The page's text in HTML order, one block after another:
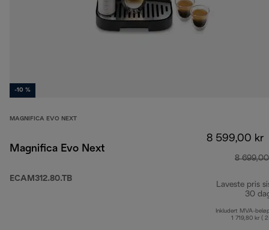
-10 %
MAGNIFICA EVO NEXT
Magnifica Evo Next
ECAM312.80.TB
8 599,00 kr
8
Laveste pris
30
Inkludert MVA-
1 719,80 kr (